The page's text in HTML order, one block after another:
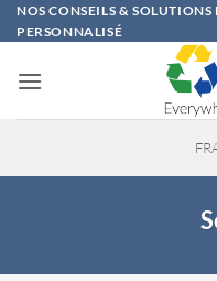
Passer
au
NOS CONSEILS &
PERSONNALISÉ